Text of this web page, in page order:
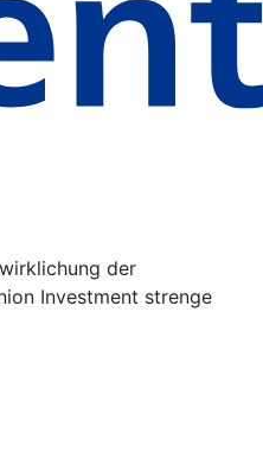
der
Investment strenge